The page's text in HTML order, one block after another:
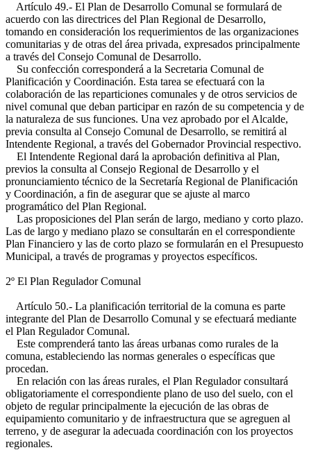
Artículo 49.- El Plan de Desarrollo Comunal se formulará de
acuerdo con las directrices del Plan Regional de Desarrollo,
tomando en consideración los requerimientos de las organizaciones
comunitarias y de otras del área privada, expresados principalmente
a través del Consejo Comunal de Desarrollo.
Su confección corresponderá a la Secretaria Comunal de
Planificación y Coordinación. Esta tarea se efectuará con la
colaboración de las reparticiones comunales y de otros servicios de
nivel comunal que deban participar en razón de su competencia y de
la naturaleza de sus funciones. Una vez aprobado por el Alcalde,
previa consulta al Consejo Comunal de Desarrollo, se remitirá al
Intendente Regional, a través del Gobernador Provincial respectivo.
El Intendente Regional dará la aprobación definitiva al Plan,
previos la consulta al Consejo Regional de Desarrollo y el
pronunciamiento técnico de la Secretaría Regional de Planificación
y Coordinación, a fin de asegurar que se ajuste al marco
programático del Plan Regional.
Las proposiciones del Plan serán de largo, mediano y corto plazo.
Las de largo y mediano plazo se consultarán en el correspondiente
Plan Financiero y las de corto plazo se formularán en el Presupuesto
Municipal, a través de programas y proyectos específicos.
2º El Plan Regulador Comunal
Artículo 50.- La planificación territorial de la comuna es parte
integrante del Plan de Desarrollo Comunal y se efectuará mediante
el Plan Regulador Comunal.
Este comprenderá tanto las áreas urbanas como rurales de la
comuna, estableciendo las normas generales o específicas que
procedan.
En relación con las áreas rurales, el Plan Regulador consultará
obligatoriamente el correspondiente plano de uso del suelo, con el
objeto de regular principalmente la ejecución de las obras de
equipamiento comunitario y de infraestructura que se agreguen al
terreno, y de asegurar la adecuada coordinación con los proyectos
regionales.